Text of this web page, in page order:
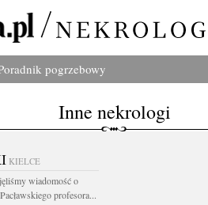
pogrzebowy
Inne nekrologi
KIELCE
wiadomość o
profesora...